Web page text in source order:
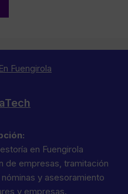
Fuengirola
en Fuengirola
de empresas, tramitación
y asesoramiento
y empresas.